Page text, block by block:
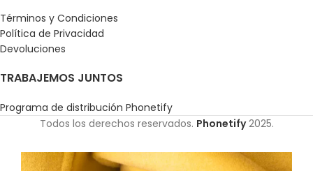
Términos y Condiciones
Política de Privacidad
Devoluciones
TRABAJEMOS JUNTOS
Programa de distribución Phonetify
Todos los derechos reservados. Phonetify2025.